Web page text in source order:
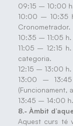
09:15 – 10:00
10:00 – 10:35
Cronometrador.
10:35 – 11:05 h.
11:05 – 12:15
categoria.
12:15 – 13:00 h.
13:00 – 13:45
(Funcionament,
13:45 – 14:00
8.‐ Àmbit
Aquest curs té